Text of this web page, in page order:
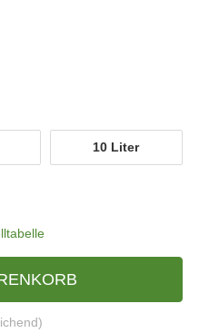
10 Liter
10 Liter